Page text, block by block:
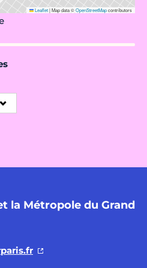
Leaflet|Map data ©OpenStreetMapcontributors
la Métropole du Grand